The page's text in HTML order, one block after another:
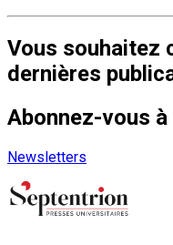
Vous souhaitez
dernières
Abonnez-vous
Newsletters